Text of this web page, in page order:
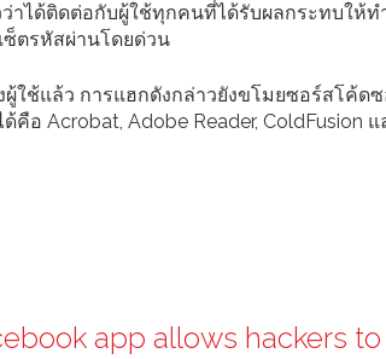
าได้ติดต่อกับผู้ใช้ทุกคนที่ได้รับผลกระทบให้
ซ็ตรหัสผ่านโดยด่วน
ใช้แล้ว การแฮกดังกล่าวยังขโมยซอร์สโค้ด
อ Acrobat, Adobe Reader, ColdFusion
app allows hackers